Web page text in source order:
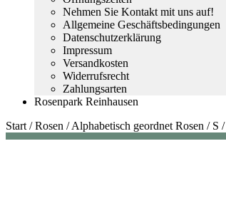
Nehmen Sie Kontakt mit uns auf!
Allgemeine Geschäftsbedingungen
Datenschutzerklärung
Impressum
Versandkosten
Widerrufsrecht
Zahlungsarten
Rosenpark Reinhausen
Start /Rosen /Alphabetisch geordnet Rosen / S /